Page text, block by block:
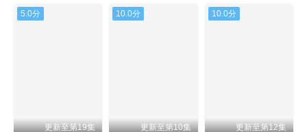
5.0分
更新至第19集
10.0分
更新至第10集
10.0分
更新至第12集